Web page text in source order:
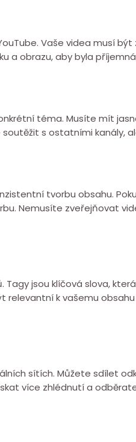
Vaše videa musí
a obrazu, aby byla
téma. Musíte mít
s ostatními kanály,
tvorbu obsahu.
Nemusíte zveřejňovat
jsou klíčová slova,
relevantní k vašemu
sítích. Můžete sdílet
více zhlédnutí a